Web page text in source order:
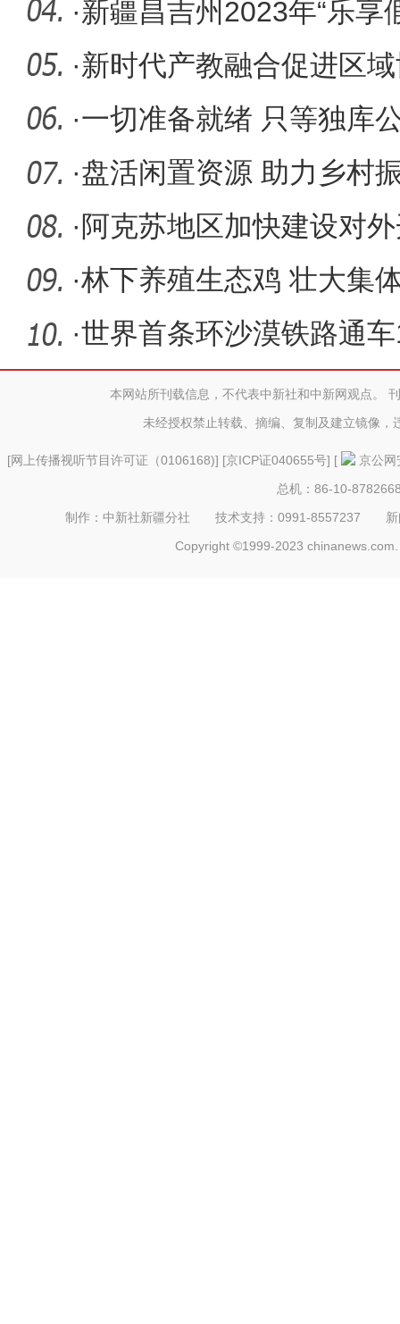
（图）
·新疆昌吉州2023年“乐享
活动
·新时代产教融合促进区
就业论坛
·一切准备就绪 只等独库
·盘活闲置资源 助力乡村
· 阿克苏地区加快建设对
·林下养殖生态鸡 壮大集
·世界首条环沙漠铁路通
上点外卖
本网站所刊载信息，不代表中新社和中新网观点。
未经授权禁止转载、摘编、复制及建立镜像，
[网上传播视听节目许可证（0106168)] [京ICP证040655号] [
京公
总机：86-10-
制作：中新社新疆分社 技术支持：0991-8557237
Copyright ©1999-2023